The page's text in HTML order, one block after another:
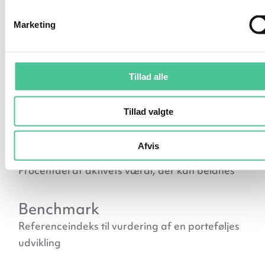
Marketing
Tillad alle
Tillad valgte
Afvis
Banklån
Periode med generelt faldende aktiekurser og
Procentdel af aktivets værdi, der kan belånes
Benchmark
Referenceindeks til vurdering af en porteføljes
udvikling